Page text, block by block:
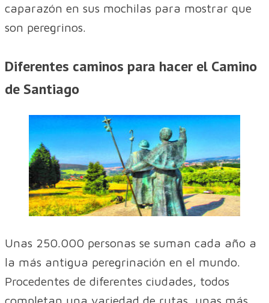
caparazón en sus mochilas para mostrar que
son peregrinos.
Diferentes caminos para hacer el Camino
de Santiago
Unas 250.000 personas se suman cada año a
la más antigua peregrinación en el mundo.
Procedentes de diferentes ciudades, todos
completan una variedad de rutas, unas más